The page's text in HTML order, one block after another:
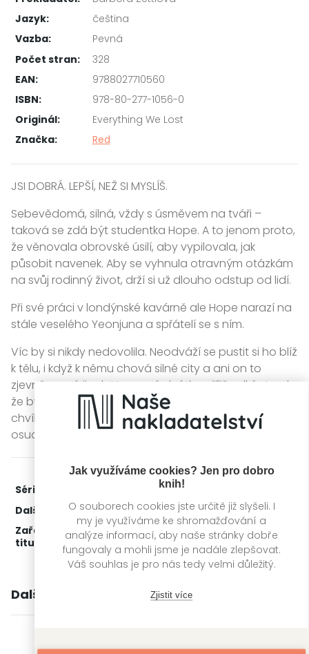
Jak využíváme cookies? Jen pro dobro
knih!
O souborech cookies jste určitě již slyšeli. I
my je využíváme ke shromažďování a
analýze informací, aby naše stránky dobře
fungovaly a mohli jsme je nadále zlepšovat.
Váš souhlas je pro nás tedy velmi důležitý.
Zjistit více
Jazyk:
čeština
Vazba:
Pevná
Počet stran:
328
EAN:
9788027710560
ISBN:
978-80-277-1056-0
Originál:
Everything We Lost
Značka:
Red
JSI DOBRÁ. LEPŠÍ, NEŽ SI MYSLÍŠ.
Sebevědomá, silná, vždy s úsměvem na tváři –
taková se zdá být studentka Hope. A to jenom proto,
že věnovala obrovské úsilí, aby vypilovala, jak
působit navenek. Aby se vyhnula otravným otázkám
na svůj rodinný život, drží si už dlouho odstup od lidí.
Při své práci v londýnské kavárně ale Hope narazí na
stále veselého Yeonjuna a spřátelí se s ním.
Víc by si nikdy nedovolila. Neodváží se pustit si ho blíž
k tělu, i když k němu chová silné city a ani on to
zjevně nemá jinak. Hope má zkrátka příliš velký strach,
že by mladý muž mohl odhalit její tajemství. V tuto
chvíli ovšem ještě netuší, že i on se pere se svým
osudem, který mohou oba navždy změnit...
Série: Láska a důvěra
2. díl z 2
Další díly:
1.Všechno, co jsme měli
Zařažení
titulu:
Kategorie >Čtení pro ženy
Další knihy autora